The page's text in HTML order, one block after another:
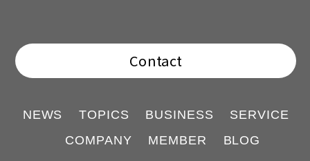
Contact
NEWS TOPICS BUSINESS
SERVICE
COMPANY
MEMBER
BLOG